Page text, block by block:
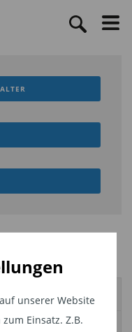
unserer Website
Einsatz. Z.B.
Onlinebroker